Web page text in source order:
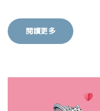
閱讀更多